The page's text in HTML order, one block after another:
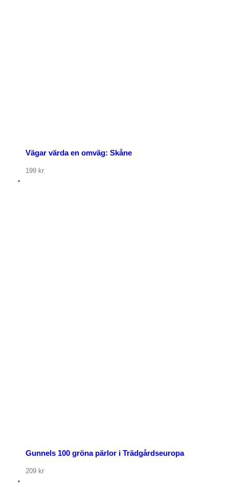
Vägar värda en omväg: Skåne
199 kr
Gunnels 100 gröna pärlor i Trädgårdseuropa
209 kr